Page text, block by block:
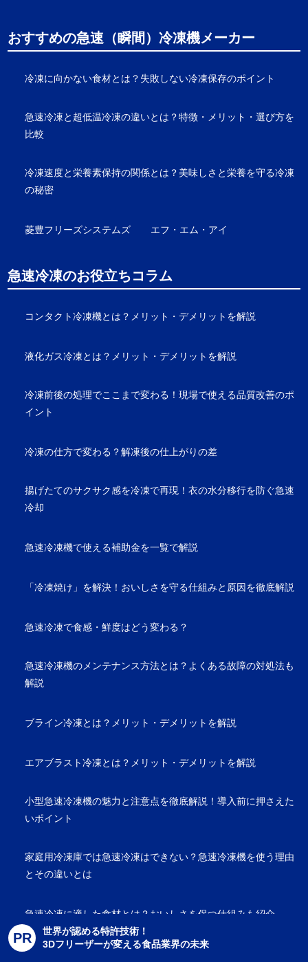
PR
世界が認める特許技術！
3Dフリーザーが変える食品業界の未来
おすすめの急速（瞬間）冷凍機メーカー
冷凍に向かない食材とは？失敗しない冷凍保存のポイント
急速冷凍と超低温冷凍の違いとは？特徴・メリット・選び方を
比較
冷凍速度と栄養素保持の関係とは？美味しさと栄養を守る冷凍
の秘密
菱豊フリーズシステムズ エフ・エム・アイ
急速冷凍のお役立ちコラム
コンタクト冷凍機とは？メリット・デメリットを解説
液化ガス冷凍とは？メリット・デメリットを解説
冷凍前後の処理でここまで変わる！現場で使える品質改善のポ
イント
冷凍の仕方で変わる？解凍後の仕上がりの差
揚げたてのサクサク感を冷凍で再現！衣の水分移行を防ぐ急速
冷却
急速冷凍機で使える補助金を一覧で解説
「冷凍焼け」を解決！おいしさを守る仕組みと原因を徹底解説
急速冷凍で食感・鮮度はどう変わる？
急速冷凍機のメンテナンス方法とは？よくある故障の対処法も
解説
ブライン冷凍とは？メリット・デメリットを解説
エアブラスト冷凍とは？メリット・デメリットを解説
小型急速冷凍機の魅力と注意点を徹底解説！導入前に押さえた
いポイント
家庭用冷凍庫では急速冷凍はできない？急速冷凍機を使う理由
とその違いとは
急速冷凍に適した食材とは？おいしさを保つ仕組みも紹介
ブラストチラーとショックフリーザーの違いとは？